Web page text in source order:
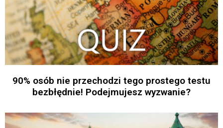
90% osób nie przechodzi tego prostego testu
bezbłędnie! Podejmujesz wyzwanie?